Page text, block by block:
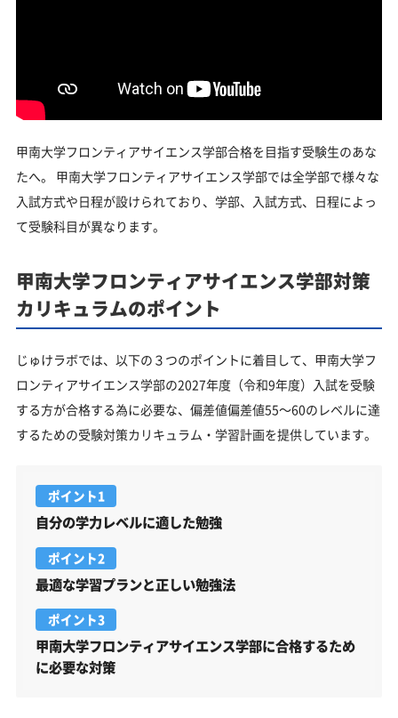
甲南大学フロンティアサイエンス学部合格を目指す受験生のあな
たへ。 甲南大学フロンティアサイエンス学部では全学部で様々な
入試方式や日程が設けられており、学部、入試方式、日程によっ
て受験科目が異なります。
甲南大学フロンティアサイエンス学部対策
カリキュラムのポイント
じゅけラボでは、以下の３つのポイントに着目して、甲南大学フ
ロンティアサイエンス学部の2027年度（令和9年度）入試を受験
する方が合格する為に必要な、偏差値偏差値55～60のレベルに達
するための受験対策カリキュラム・学習計画を提供しています。
ポイント1
自分の学力レベルに適した勉強
ポイント2
最適な学習プランと正しい勉強法
ポイント3
甲南大学フロンティアサイエンス学部に合格するため
に必要な対策